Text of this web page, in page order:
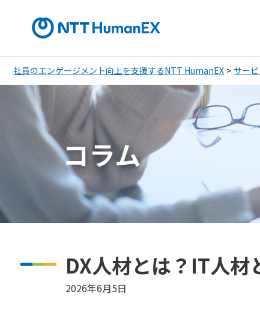
社員のエンゲージメント向上を支援するNTT HumanEX サー
コラム
DX人材とは？IT人
2026年6月5日